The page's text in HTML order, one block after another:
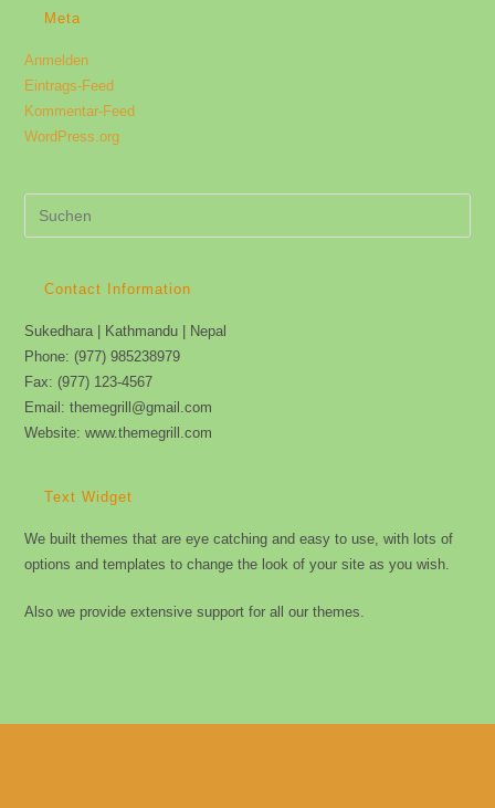
Meta
Anmelden
Eintrags-Feed
Kommentar-Feed
WordPress.org
Contact Information
Sukedhara | Kathmandu | Nepal
Phone: (977) 985238979
Fax: (977) 123-4567
Email: themegrill@gmail.com
Website: www.themegrill.com
Text Widget
We built themes that are eye catching and easy to use, with lots of
options and templates to change the look of your site as you wish.
Also we provide extensive support for all our themes.